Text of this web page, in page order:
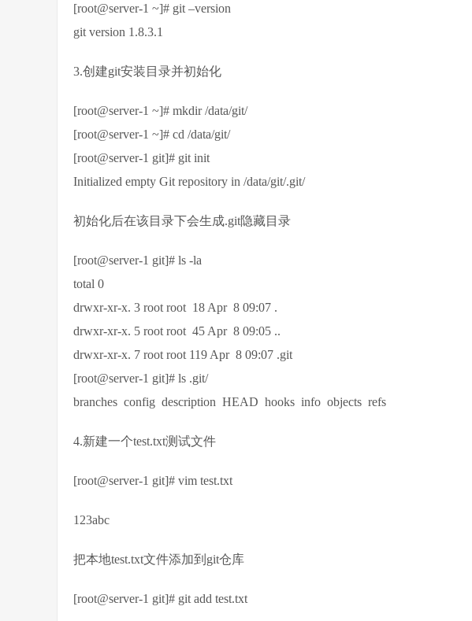
[root@server-1 ~]# git –version
git version 1.8.3.1
3.创建git安装目录并初始化
[root@server-1 ~]# mkdir /data/git/
[root@server-1 ~]# cd /data/git/
[root@server-1 git]# git init
Initialized empty Git repository in /data/git/.git/
初始化后在该目录下会生成.git隐藏目录
[root@server-1 git]# ls -la
total 0
drwxr-xr-x. 3 root root 18 Apr 8 09:07 .
drwxr-xr-x. 5 root root 45 Apr 8 09:05 ..
drwxr-xr-x. 7 root root 119 Apr 8 09:07 .git
[root@server-1 git]# ls .git/
branches config description HEAD hooks info objects refs
4.新建一个test.txt测试文件
[root@server-1 git]# vim test.txt
123abc
把本地test.txt文件添加到git仓库
[root@server-1 git]# git add test.txt